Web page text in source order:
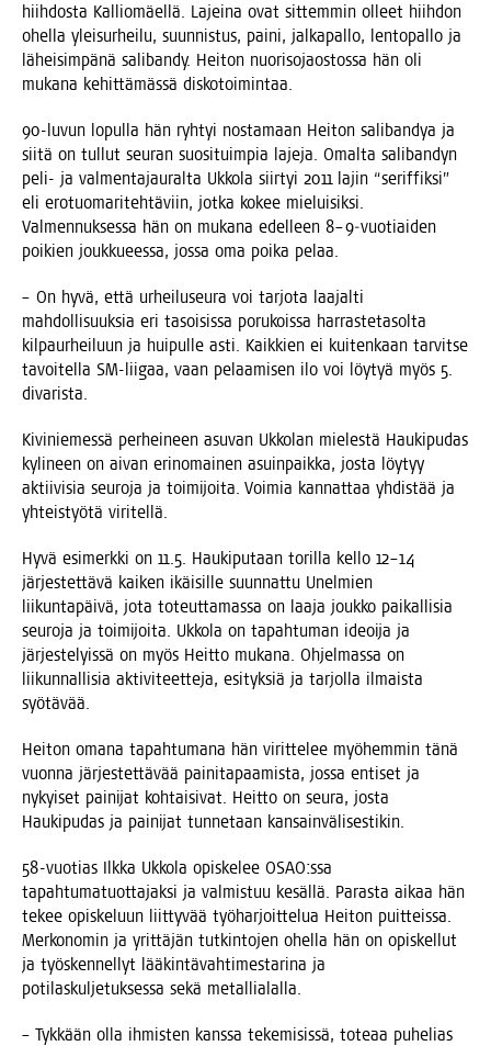
hiih­dos­ta Kal­lio­mäel­lä. Lajei­na ovat sit­tem­min olleet hiih­don
ohel­la ylei­sur­hei­lu, suun­nis­tus, pai­ni, jal­ka­pal­lo, len­to­pal­lo ja
lähei­sim­pä­nä sali­ban­dy. Hei­ton nuo­ri­so­jaos­tos­sa hän oli
muka­na kehit­tä­mäs­sä diskotoimintaa.
90-luvun lopul­la hän ryh­tyi nos­ta­maan Hei­ton sali­ban­dya ja
sii­tä on tul­lut seu­ran suo­si­tuim­pia laje­ja. Omal­ta sali­ban­dyn
peli- ja val­men­ta­jau­ral­ta Ukko­la siir­tyi 2011 lajin “serif­fik­si”
eli ero­tuo­ma­ri­teh­tä­viin, jot­ka kokee mie­lui­sik­si.
Val­men­nuk­ses­sa hän on muka­na edel­leen 8–9‑vuotiaiden
poi­kien jouk­ku­ees­sa, jos­sa oma poi­ka pelaa.
– On hyvä, että urhei­luseu­ra voi tar­jo­ta laa­jal­ti
mah­dol­li­suuk­sia eri tasoi­sis­sa poru­kois­sa har­ras­te­ta­sol­ta
kil­paur­hei­luun ja hui­pul­le asti. Kaik­kien ei kui­ten­kaan tar­vit­se
tavoi­tel­la SM-lii­gaa, vaan pelaa­mi­sen ilo voi löy­tyä myös 5.
divarista.
Kivi­nie­mes­sä per­hei­neen asu­van Ukko­lan mie­les­tä Hau­ki­pu­das
kyli­neen on aivan erin­omai­nen asuin­paik­ka, jos­ta löy­tyy
aktii­vi­sia seu­ro­ja ja toi­mi­joi­ta. Voi­mia kan­nat­taa yhdis­tää ja
yhteis­työ­tä viritellä.
Hyvä esi­merk­ki on 11.5. Hau­ki­pu­taan toril­la kel­lo 12–14
jär­jes­tet­tä­vä kai­ken ikäi­sil­le suun­nat­tu Unel­mien
lii­kun­ta­päi­vä, jota toteut­ta­mas­sa on laa­ja jouk­ko pai­kal­li­sia
seu­ro­ja ja toi­mi­joi­ta. Ukko­la on tapah­tu­man ideoi­ja ja
jär­jes­te­lyis­sä on myös Heit­to muka­na. Ohjel­mas­sa on
lii­kun­nal­li­sia akti­vi­teet­te­ja, esi­tyk­siä ja tar­jol­la ilmais­ta
syötävää.
Hei­ton oma­na tapah­tu­ma­na hän virit­te­lee myö­hem­min tänä
vuon­na jär­jes­tet­tä­vää pai­ni­ta­paa­mis­ta, jos­sa enti­set ja
nykyi­set pai­ni­jat koh­tai­si­vat. Heit­to on seu­ra, jos­ta
Hau­ki­pu­das ja pai­ni­jat tun­ne­taan kansainvälisestikin.
58-vuo­tias Ilk­ka Ukko­la opis­ke­lee OSAO:ssa
tapah­tu­ma­tuot­ta­jak­si ja val­mis­tuu kesäl­lä. Paras­ta aikaa hän
tekee opis­ke­luun liit­ty­vää työ­har­joit­te­lua Hei­ton puit­teis­sa.
Mer­ko­no­min ja yrit­tä­jän tut­kin­to­jen ohel­la hän on opis­kel­lut
ja työs­ken­nel­lyt lää­kin­tä­vah­ti­mes­ta­ri­na ja
poti­las­kul­je­tuk­ses­sa sekä metallialalla.
– Tyk­kään olla ihmis­ten kans­sa teke­mi­sis­sä, tote­aa puhe­lias